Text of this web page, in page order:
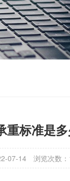
重标准是多
07-14 浏览次数：